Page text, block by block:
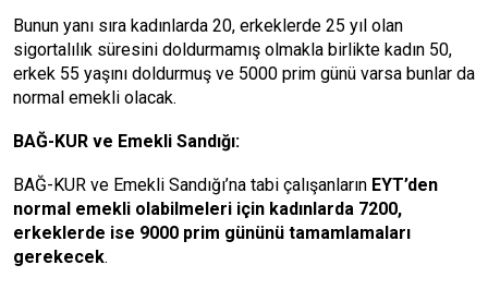
Bunun yanı sıra kadınlarda 20, erkeklerde 25 yıl olan
sigortalılık süresini doldurmamış olmakla birlikte kadın 50,
erkek 55 yaşını doldurmuş ve 5000 prim günü varsa bunlar da
normal emekli olacak.
BAĞ-KUR ve Emekli Sandığı:
BAĞ-KUR ve Emekli Sandığı’na tabi çalışanların EYT’den
normal emekli olabilmeleri için kadınlarda 7200,
erkeklerde ise 9000 prim gününü tamamlamaları
gerekecek.